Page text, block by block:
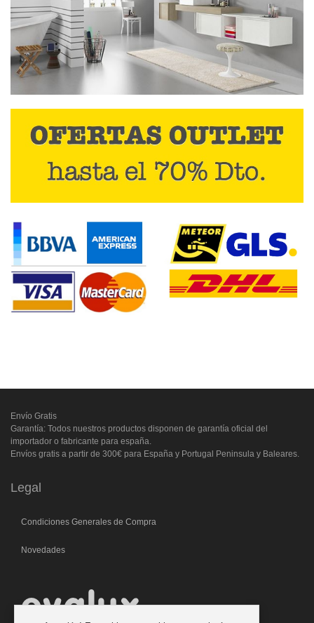
Envío Gratis
Garantía: Todos nuestros productos disponen de garantía oficial del
importador o fabricante para españa.
Envíos gratis a partir de 300€ para España y Portugal Peninsula y Baleares.
Legal
Condiciones Generales de Compra
Novedades